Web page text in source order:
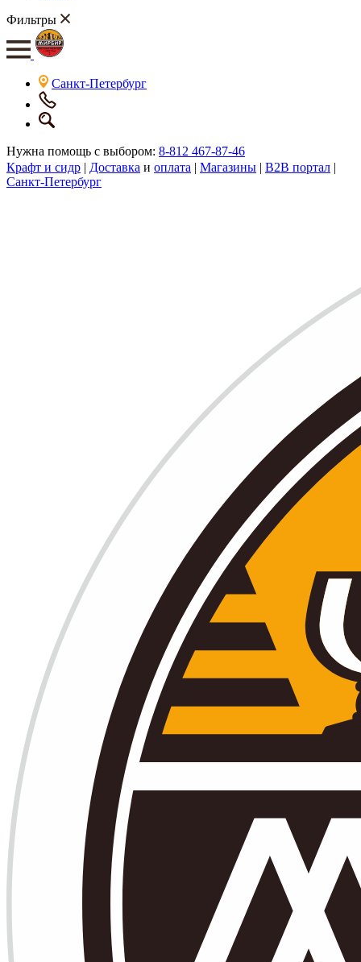
Фильтры
Санкт-Петербург
Нужна помощь с выбором: 8-812 467-87-46
Крафт и сидр | Доставка и оплата | Магазины | B2B портал |
Санкт-Петербург